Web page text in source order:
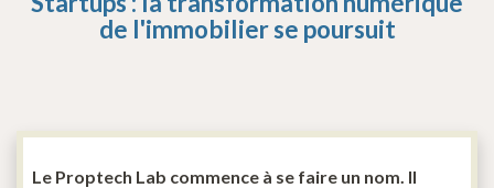
de l'immobilier se poursuit
Le Proptech Lab commence à se faire un nom. Il